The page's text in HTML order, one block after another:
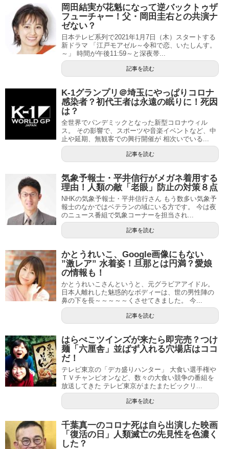
岡田結実が花魁になって逆バックトゥザ
フューチャー！父・岡田圭右との共演ナ
ゼない？
日本テレビ系列で2021年1月7日（木）スタートする
新ドラマ 「江戸モアゼル～令和で恋、いたしんす。
～」 時間が午後11:59～と深夜帯...
記事を読む
K-1グランプリ＠埼玉にやっぱりコロナ
感染者？初代王者は永遠の眠りに！死因
は？
全世界でパンデミックとなった新型コロナウィル
ス。 その影響で、スポーツや音楽イベントなど、中
止や延期、無観客での興行開催が 相次いでいる...
記事を読む
気象予報士・平井信行がメガネ着用する
理由！人類の敵「老眼」防止の対策８点
NHKの気象予報士・平井信行さん もう数多い気象予
報士のなかではベテランの域にいる方です。 今は夜
のニュース番組で気象コーナーを担当され...
記事を読む
かとうれいこ、Google画像にもない
”激レア” 水着姿！旦那とは円満？愛娘
の情報も！
かとうれいこさんというと、元グラビアアイドル。
日本人離れした魅惑的なボディーは、世の男性陣の
鼻の下を長～～～～～くさせてきました。 今...
記事を読む
はらぺこツインズが来たら即完売？つけ
麺「六厘舎」並ばず入れる穴場店はココ
だ！
テレビ東京の「デカ盛りハンター」 大食い選手権や
ＴＶチャンピオンなど、数々の大食い競争の番組を
放送してきた テレビ東京がまたまたビックリ...
記事を読む
千葉真一のコロナ死は自ら出演した映画
「復活の日」人類滅亡の先見性を色濃く
した？